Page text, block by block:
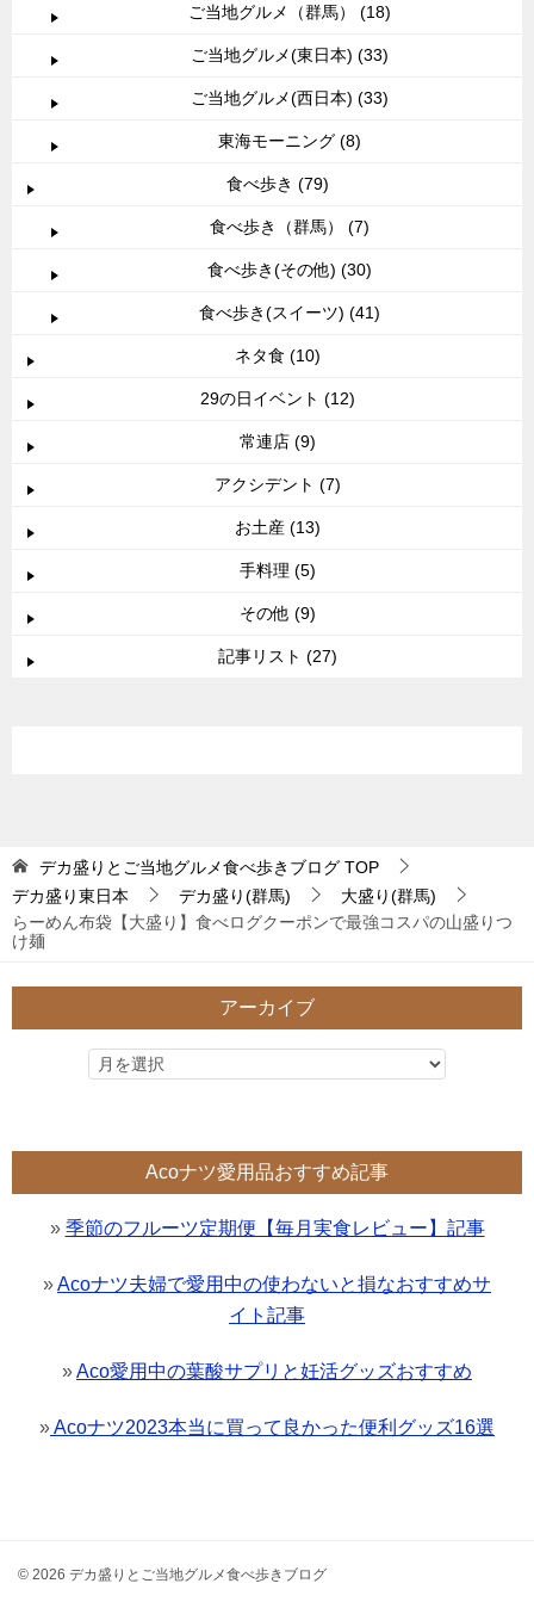
ご当地グルメ（群馬） (18)
ご当地グルメ(東日本) (33)
ご当地グルメ(西日本) (33)
東海モーニング (8)
食べ歩き (79)
食べ歩き（群馬） (7)
食べ歩き(その他) (30)
食べ歩き(スイーツ) (41)
ネタ食 (10)
29の日イベント (12)
常連店 (9)
アクシデント (7)
お土産 (13)
手料理 (5)
その他 (9)
記事リスト (27)
デカ盛りとご当地グルメ食べ歩きブログ TOP
デカ盛り東日本
デカ盛り(群馬)
大盛り(群馬)
らーめん布袋【大盛り】食べログクーポンで最強コスパの山盛りつ
け麺
アーカイブ
Acoナツ愛用品おすすめ記事
» 季節のフルーツ定期便【毎月実食レビュー】記事
»Acoナツ夫婦で愛用中の使わないと損なおすすめサ
イト記事
»Aco愛用中の葉酸サプリと妊活グッズおすすめ
»Acoナツ2023本当に買って良かった便利グッズ16選
© 2026 デカ盛りとご当地グルメ食べ歩きブログ